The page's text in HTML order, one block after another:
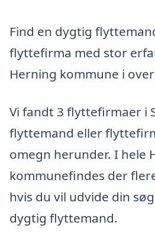
Find en dygtig
flyttefirma med stor
Herning kommune i
Vi fandt 3 flyttefirmaer i
flyttemand eller
omegn herunder. I hele
kommunefindes der
hvis du vil udvide din
dygtig flyttemand.